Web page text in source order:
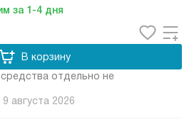
за 1-4 дня
отдельно не
В корзину
9 августа 2026